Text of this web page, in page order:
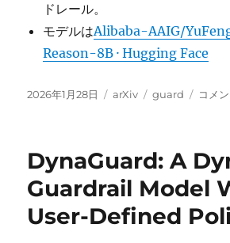
ドレール。
モデルはAlibaba-AAIG/
Reason-8B · Hugging Face
投
2026年1月28日
カ
ー
arXiv
タ
guard
and
コメン
DynaGuard: A
Guardrail Model
User-Defined